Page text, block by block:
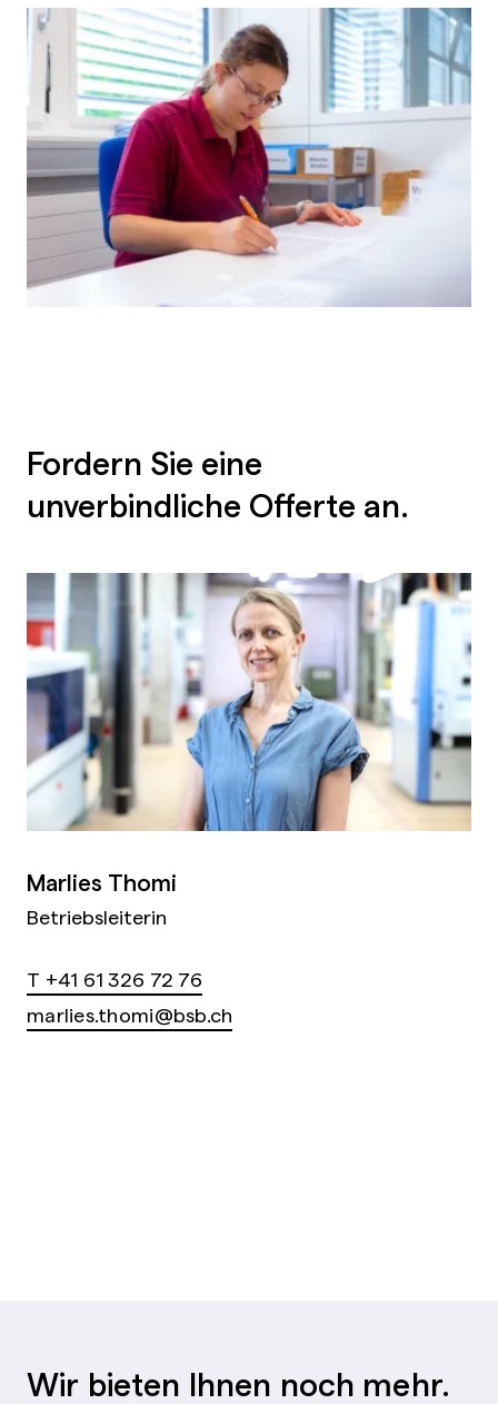
Fordern Sie eine
unverbindliche Offerte an.
Marlies Thomi
Betriebsleiterin
T +41 61 326 72 76
marlies.thomi@bsb.ch
Wir bieten Ihnen noch mehr.